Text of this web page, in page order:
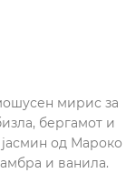
мирис за
бергамот и
јасмин од Мароко
и ванила.